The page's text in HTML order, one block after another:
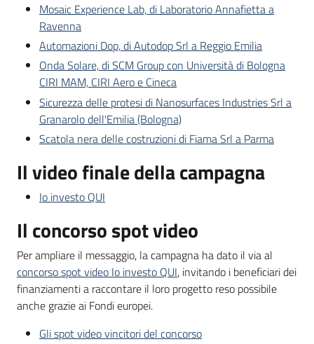
Mosaic Experience Lab, di Laboratorio Annafietta a
Ravenna
Automazioni Dop, di Autodop Srl a Reggio Emilia
Onda Solare, di SCM Group con Università di Bologna
CIRI MAM, CIRI Aero e Cineca
Sicurezza delle protesi di Nanosurfaces Industries Srl a
Granarolo dell'Emilia (Bologna)
Scatola nera delle costruzioni di Fiama Srl a Parma
Il video finale della campagna
Io investo QUI
Il concorso spot video
Per ampliare il messaggio, la campagna ha dato il via al
concorso spot video Io investo QUI, invitando i beneficiari dei
finanziamenti a raccontare il loro progetto reso possibile
anche grazie ai Fondi europei.
Gli spot video vincitori del concorso